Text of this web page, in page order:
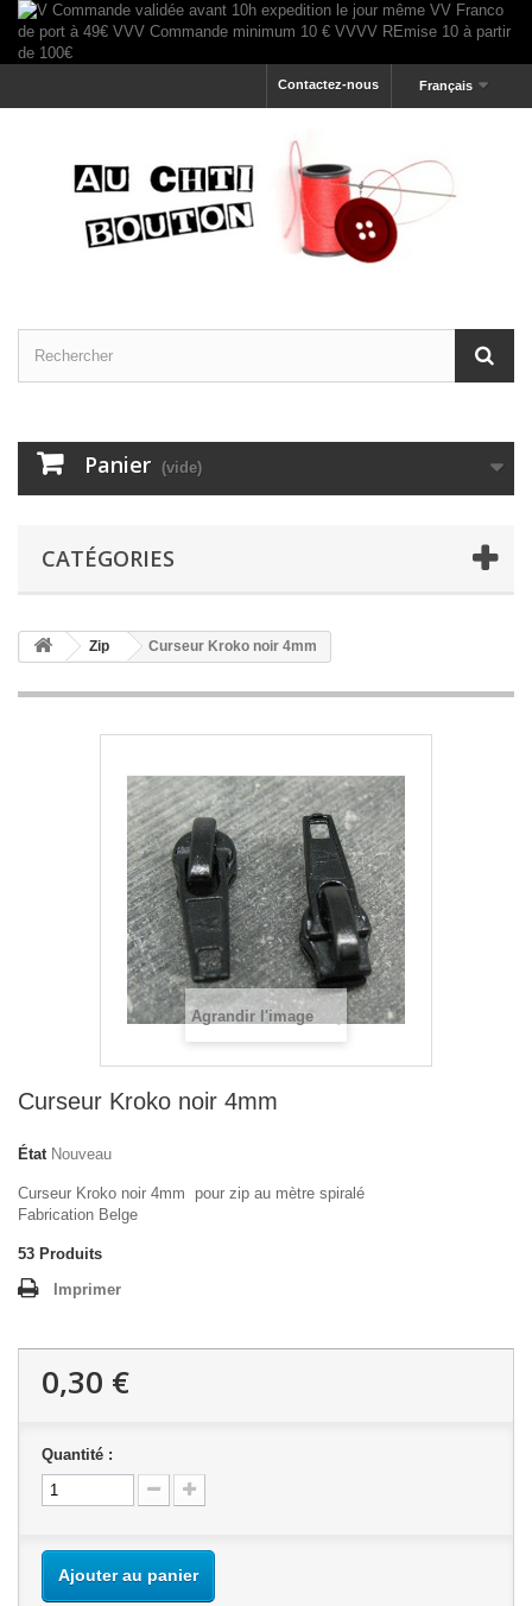
Français
Contactez-nous
Panier (vide)
CATÉGORIES
Zip Curseur Kroko noir 4mm
Agrandir l'image
Curseur Kroko noir 4mm
État Nouveau
Curseur Kroko noir 4mm pour zip au mètre spiralé
Fabrication Belge
53 Produits
Imprimer
0,30 €
Quantité :
Ajouter au panier